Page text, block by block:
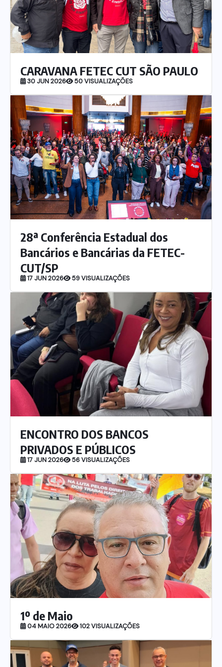
Itau
Financeiras e Cooperativas
CARAVANA FETEC CUT SÃO PAULO
30 JUN 2026 50 VISUALIZAÇÕES
28ª Conferência Estadual dos
Bancários e Bancárias da FETEC-
CUT/SP
17 JUN 2026 59 VISUALIZAÇÕES
ENCONTRO DOS BANCOS
PRIVADOS E PÚBLICOS
17 JUN 2026 56 VISUALIZAÇÕES
1º de Maio
04 MAIO 2026 102 VISUALIZAÇÕES